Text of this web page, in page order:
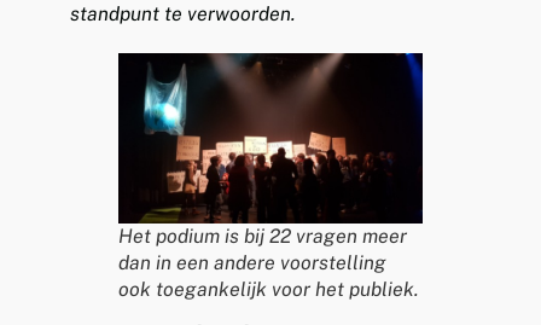
standpunt te verwoorden.
Het podium is bij 22 vragen meer
dan in een andere voorstelling
ook toegankelijk voor het publiek.